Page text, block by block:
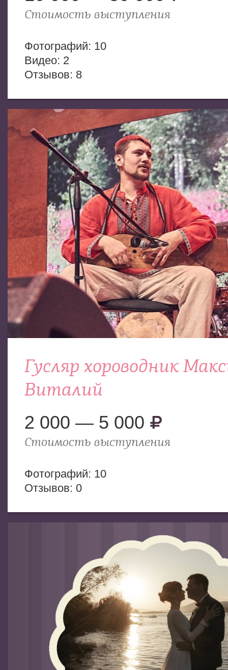
Стоимость выступления
Фотогрaфий: 10
Видео: 2
Отзывов: 8
Гусляр хороводник
Виталий
2 000 — 5 000
Стоимость выступления
Фотогрaфий: 10
Отзывов: 0